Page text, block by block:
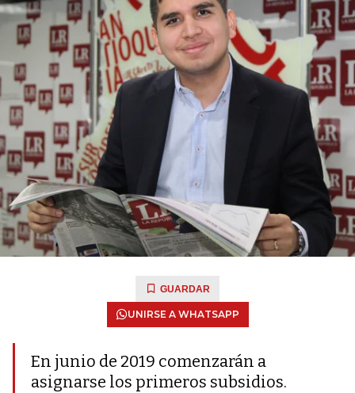
GUARDAR
UNIRSE A WHATSAPP
En junio de 2019 comenzarán a
asignarse los primeros subsidios.